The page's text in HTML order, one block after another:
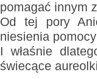
pomagać innym
Od tej pory
niesienia
I właśnie
świecące